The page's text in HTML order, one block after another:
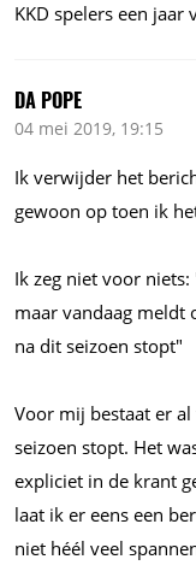
KKD spelers een jaar
DA POPE
04 mei 2019, 19:15
Ik verwijder het
gewoon op toen ik
Ik zeg niet voor
maar vandaag meldt
na dit seizoen stopt"
Voor mij bestaat er
seizoen stopt. Het
expliciet in de krant
laat ik er eens een
niet héél veel